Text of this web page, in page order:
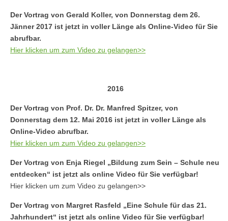
Der Vortrag von Gerald Koller, von Donnerstag dem 26.
Jänner 2017 ist jetzt in voller Länge als Online-Video für Sie
abrufbar.
Hier klicken um zum Video zu gelangen>>
2016
Der Vortrag von Prof. Dr. Dr. Manfred Spitzer, von
Donnerstag dem 12. Mai 2016 ist jetzt in voller Länge als
Online-Video abrufbar.
Hier klicken um zum Video zu gelangen>>
Der Vortrag von Enja Riegel „Bildung zum Sein – Schule neu
entdecken“ ist jetzt als online Video für Sie verfügbar!
Hier klicken um zum Video zu gelangen>>
Der Vortrag von Margret Rasfeld „Eine Schule für das 21.
Jahrhundert“ ist jetzt als online Video für Sie verfügbar!